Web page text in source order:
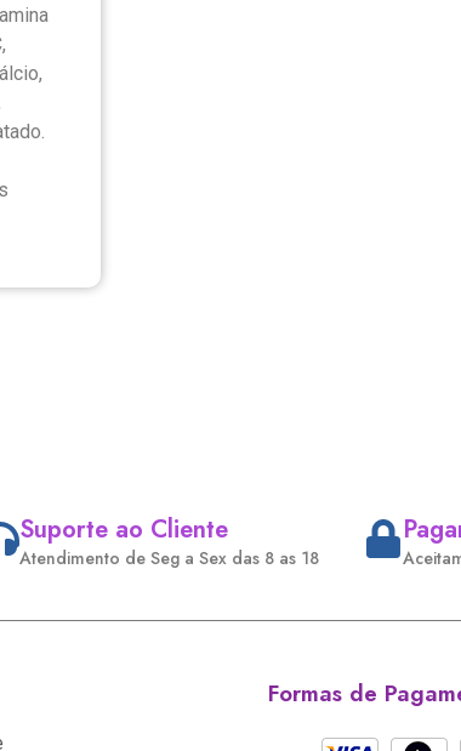
Suporte ao Cliente
Atendimento de Seg a Sex das 8 as 18
Formas de